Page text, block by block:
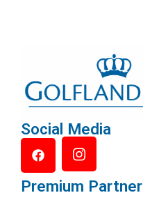
Social Media
Premium Partner